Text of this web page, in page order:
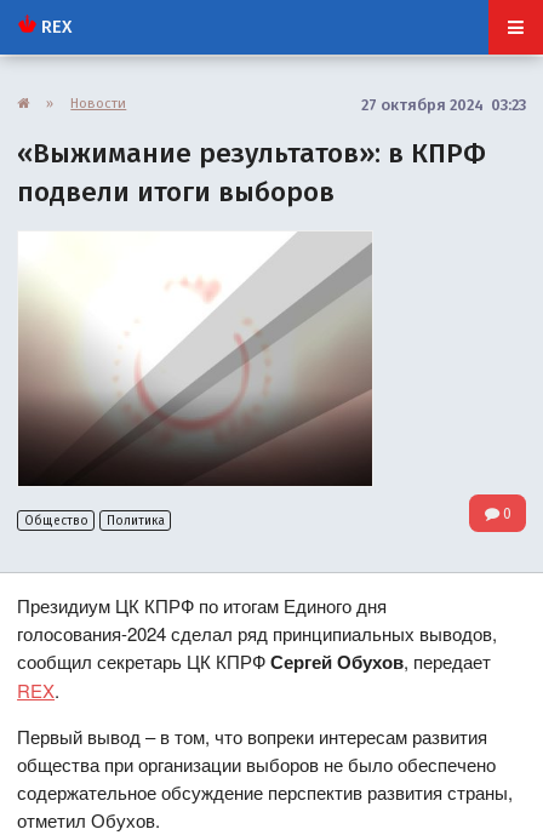
REX
» Новости 27 октября 2024 03:23
«Выжимание результатов»: в КПРФ
подвели итоги выборов
Общество Политика 0
Президиум ЦК КПРФ по итогам Единого дня
голосования-2024 сделал ряд принципиальных выводов,
сообщил секретарь ЦК КПРФСергей Обухов, передает
REX.
Первый вывод – в том, что вопреки интересам развития
общества при организации выборов не было обеспечено
содержательное обсуждение перспектив развития страны,
отметил Обухов.